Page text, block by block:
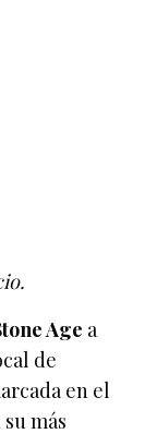
Age a
de
en el
más